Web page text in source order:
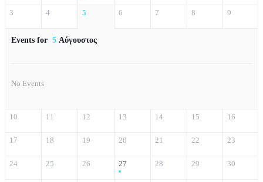
3 4 5 6 7 8 9
Events for 5 Αύγουστος
No Events
10 11 12 13 14 15 16
17 18 19 20 21 22 23
24 25 26 27 28 29 30